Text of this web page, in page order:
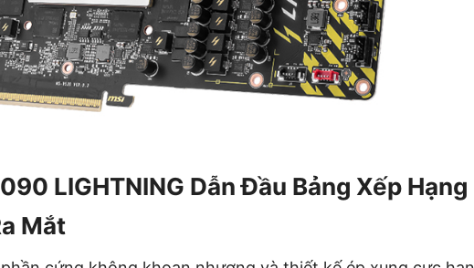
LIGHTNING Dẫn Đầu Bảng Xếp Hạng
Mắt